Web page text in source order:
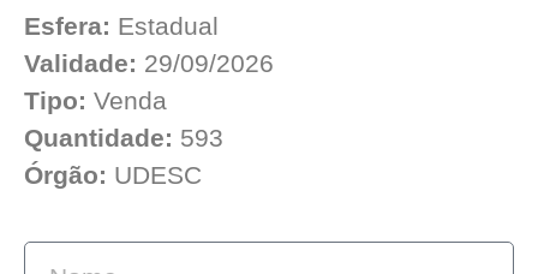
Esfera: Estadual
Validade: 29/09/2026
Tipo: Venda
Quantidade: 593
Órgão: UDESC